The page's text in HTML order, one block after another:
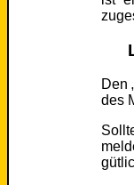
Den
des